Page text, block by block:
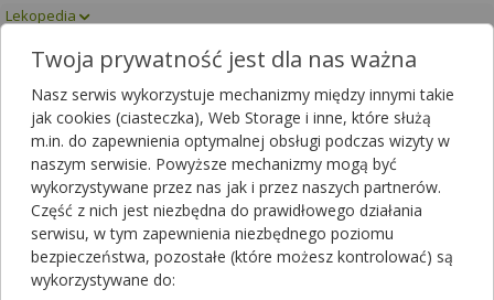
Lekopedia
ADARING Drukuj/Zapisz
Twoja prywatność jest dla nas ważna
Nasz serwis wykorzystuje mechanizmy między innymi takie
jak cookies (ciasteczka), Web Storage i inne, które służą
m.in. do zapewnienia optymalnej obsługi podczas wizyty w
naszym serwisie. Powyższe mechanizmy mogą być
wykorzystywane przez nas jak i przez naszych partnerów.
Część z nich jest niezbędna do prawidłowego działania
serwisu, w tym zapewnienia niezbędnego poziomu
bezpieczeństwa, pozostałe (które możesz kontrolować) są
wykorzystywane do: